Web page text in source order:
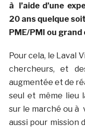
à l’aide d’une
20 ans quelque
PME/PMI ou
Pour cela, le Laval
chercheurs, et
augmentée et de
seul et même lieu
sur le marché ou à
aussi pour mission